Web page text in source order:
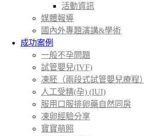
活動資訊
媒體報導
國內外專題演講&學術
成功案例
一般不孕問題
試管嬰兒(IVF)
凍胚（兩段式試管嬰兒療程）
人工受精(孕) (IUI)
服用口服排卵藥自然同房
凍卵經驗分享
寶寶萌照